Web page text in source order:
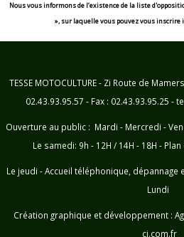
Nous vous informons de l’existence de la liste
», sur laquelle vous pouvez vous inscrire
TESSE MOTOCULTURE - Zi Route de
02.43.93.95.57 - Fax : 02.43.93.95.25 -
Ouverture au public : Mardi - Mercredi -
Le samedi: 9h - 12H / 14H - 18H -
Le jeudi - Accueil téléphonique, dépannage
Lundi
Création graphique et développement :
cj.com.fr